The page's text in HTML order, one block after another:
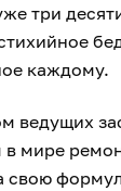
три
каждому.
ведущих
мире
свою